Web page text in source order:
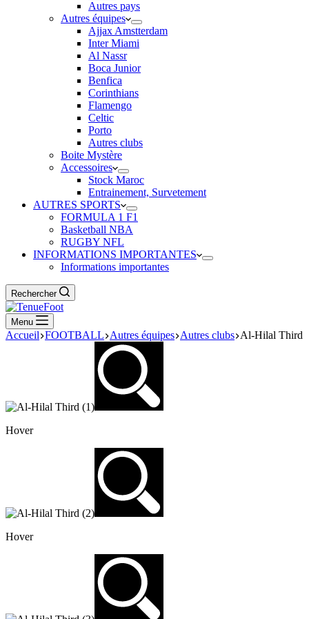
Autres pays
Autres équipes
Ajjax Amstterdam
Inter Miami
Al Nassr
Boca Junior
Benfica
Corinthians
Flamengo
Celtic
Porto
Autres clubs
Boite Mystère
Accessoires
Stock Maroc
Entrainement, Survetement
AUTRES SPORTS
FORMULA 1 F1
Basketball NBA
RUGBY NFL
INFORMATIONS IMPORTANTES
Informations importantes
Rechercher
Menu
Accueil FOOTBALL Autres équipes Autres clubs Al-Hilal Third
Hover
Hover